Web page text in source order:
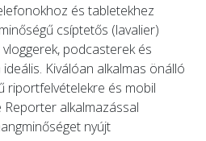
és tabletekhez
csíptetős (lavalier)
podcasterek és
Kiválóan alkalmas önálló
riportfelvételekre és mobil
alkalmazással
nyújt